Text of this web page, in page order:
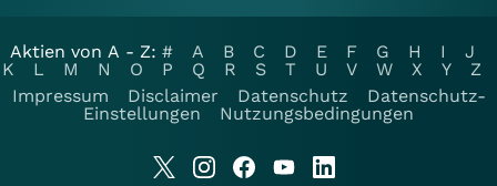
Aktien von A - Z: # A B C D E F G H I
J
K
L M N O P Q R S T U V W X Y
Z
Impressum
Disclaimer Datenschutz
Datenschutz-
Einstellungen
Nutzungsbedingungen